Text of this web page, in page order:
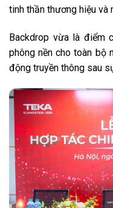
tinh thần thương hiệu và
Backdrop vừa là điểm
phông nền cho toàn bộ
động truyền thông sau